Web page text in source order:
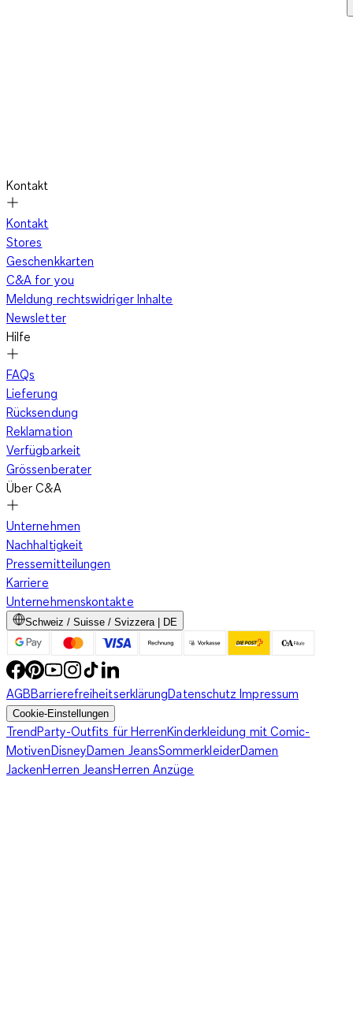
Kontakt
Kontakt
Stores
Geschenkkarten
C&A for you
Meldung rechtswidriger Inhalte
Newsletter
Hilfe
FAQs
Lieferung
Rücksendung
Reklamation
Verfügbarkeit
Grössenberater
Über C&A
Unternehmen
Nachhaltigkeit
Pressemitteilungen
Karriere
Unternehmenskontakte
Schweiz / Suisse / Svizzera | DE
AGBBarrierefreiheitserklärungDatenschutzImpressum
Cookie-Einstellungen
TrendParty-Outfits für HerrenKinderkleidung mit Comic-
MotivenDisneyDamen JeansSommerkleiderDamen
JackenHerren JeansHerren Anzüge